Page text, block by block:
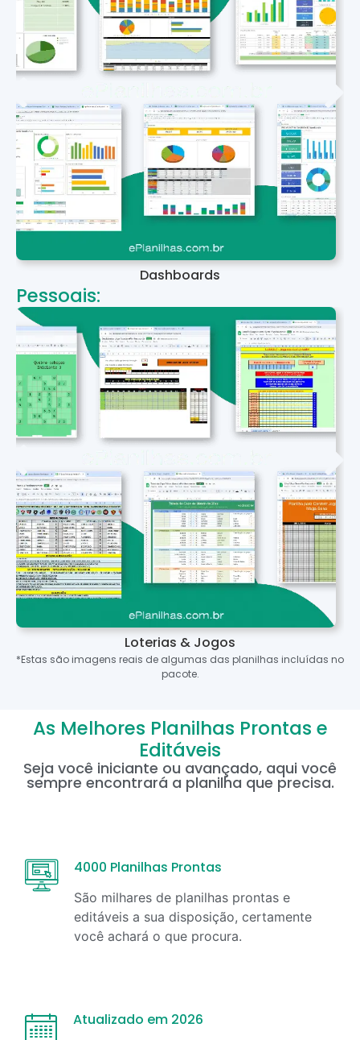
Dashboards
Pessoais:
Loterias & Jogos
*Estas são imagens reais de algumas das planilhas incluídas no
pacote.
As Melhores Planilhas Prontas e
Editáveis
Seja você iniciante ou avançado, aqui você
sempre encontrará a planilha que precisa.
4000 Planilhas Prontas
São milhares de planilhas prontas e
editáveis a sua disposição, certamente
você achará o que procura.
Atualizado em 2026